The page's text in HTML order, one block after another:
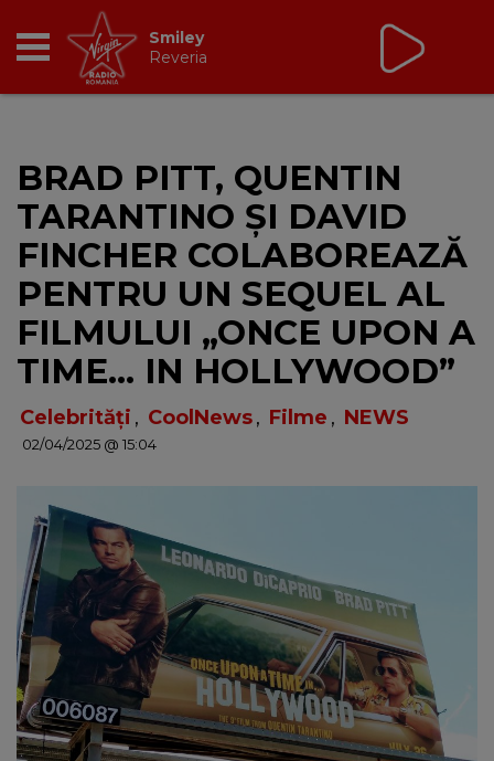
BREAKFAST
TIC TALK
CÂȘTIGĂ
HOT 30
DANCEFLOOR CHART
NEWS
CONTUL MEU
Virgin Radio Drive Time
cu Silviu Andrei
16:00 - 19:00
BRAD PITT, QUENTIN
TARANTINO ȘI DAVID
FINCHER COLABOREAZĂ
PENTRU UN SEQUEL AL
FILMULUI „ONCE UPON A
TIME… IN HOLLYWOOD”
Celebrități , CoolNews, Filme , NEWS
02/04/2025 @ 15:04